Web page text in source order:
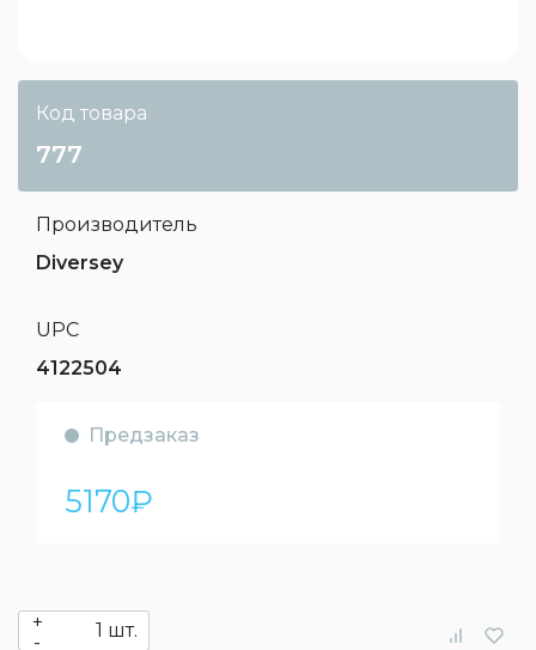
Код товара
777
Производитель
Diversey
UPC
4122504
Предзаказ
5170₽
+
-
шт.